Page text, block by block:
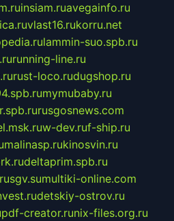
insiam.ruavegainfo.ru
vlast16.rukorru.net
lammin-suo.spb.ru
running-line.ru
rust-loco.rudugshop.ru
mymubaby.ru
rusgosnews.com
w-dev.ruf-ship.ru
malinasp.rukinosvin.ru
deltaprim.spb.ru
sgv.sumultiki-online.com
detskiy-ostrov.ru
pdf-creator.runix-files.org.ru